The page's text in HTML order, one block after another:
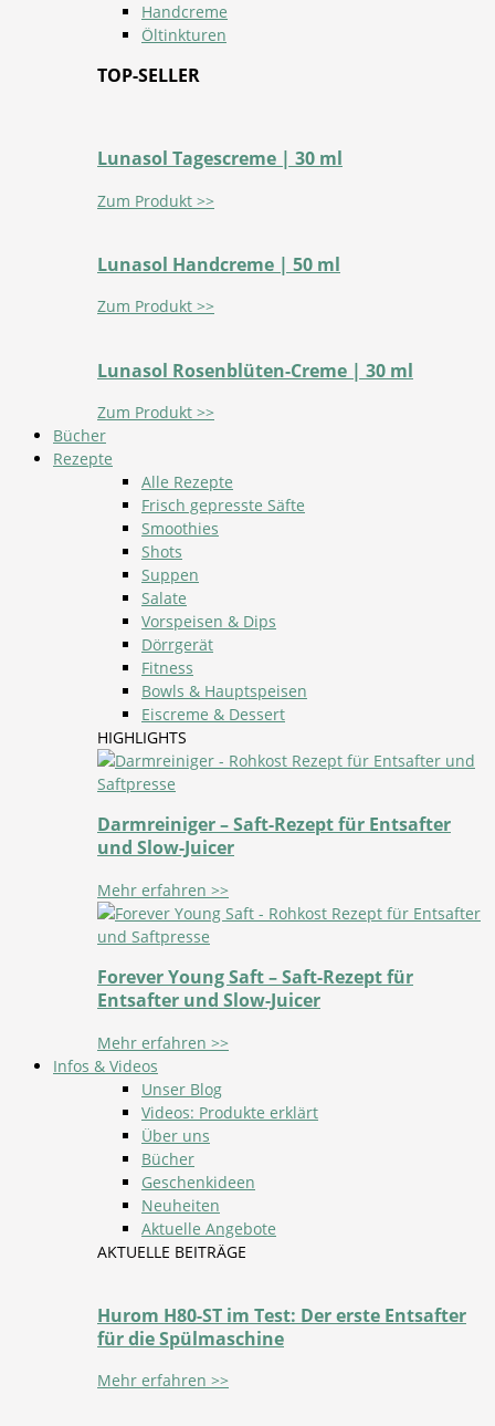
Handcreme
Öltinkturen
TOP-SELLER
Lunasol Tagescreme | 30 ml
Zum Produkt >>
Lunasol Handcreme | 50 ml
Zum Produkt >>
Lunasol Rosenblüten-Creme | 30 ml
Zum Produkt >>
Bücher
Rezepte
Alle Rezepte
Frisch gepresste Säfte
Smoothies
Shots
Suppen
Salate
Vorspeisen & Dips
Dörrgerät
Fitness
Bowls & Hauptspeisen
Eiscreme & Dessert
HIGHLIGHTS
Darmreiniger – Saft-Rezept für Entsafter
und Slow-Juicer
Mehr erfahren >>
Forever Young Saft – Saft-Rezept für
Entsafter und Slow-Juicer
Mehr erfahren >>
Infos & Videos
Unser Blog
Videos: Produkte erklärt
Über uns
Bücher
Geschenkideen
Neuheiten
Aktuelle Angebote
AKTUELLE BEITRÄGE
Hurom H80-ST im Test: Der erste Entsafter
für die Spülmaschine
Mehr erfahren >>